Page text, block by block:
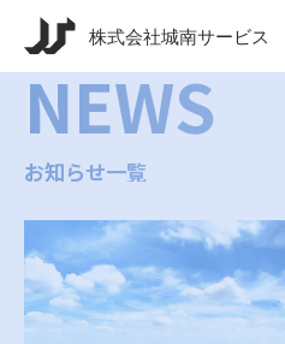
NEWS
お知らせ一覧